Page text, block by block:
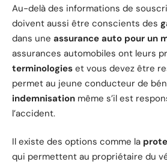
Au-delà des informations de
doivent aussi être conscients des
dans une assurance auto pour un
assurances automobiles ont leurs
terminologies et vous devez être
permet au jeune conducteur de
indemnisation même s’il est
l’accident.
Il existe des options comme la
qui permettent au propriétaire du